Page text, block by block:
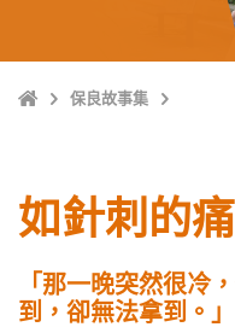
主
保良故事集
如針刺的
「那一晚突然很冷
到，卻無法拿到。」